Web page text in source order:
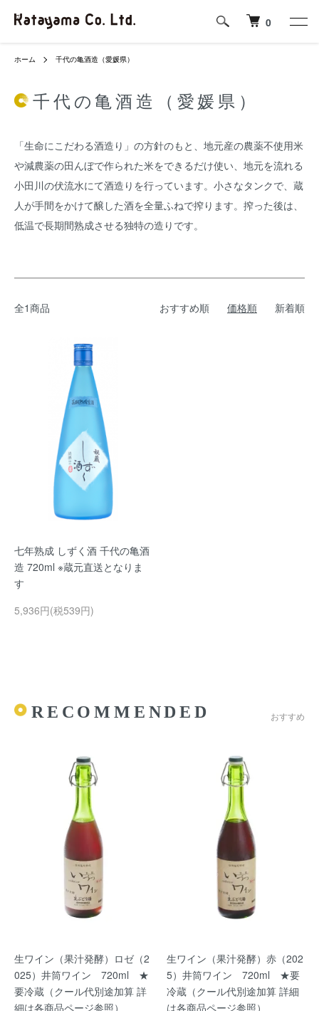
0
ホーム 千代の亀酒造（愛媛県）
千代の亀酒造（愛媛県）
「生命にこだわる酒造り」の方針のもと、地元産の農薬不使用米
や減農薬の田んぼで作られた米をできるだけ使い、地元を流れる
小田川の伏流水にて酒造りを行っています。小さなタンクで、蔵
人が手間をかけて醸した酒を全量ふねで搾ります。搾った後は、
低温で長期間熟成させる独特の造りです。
全1商品 おすすめ順 価格順 新着順
七年熟成 しずく酒 千代の亀酒
造 720ml ※蔵元直送となりま
す
5,936円(税539円)
RECOMMENDED おすすめ
生ワイン（果汁発酵）ロゼ（2
025）井筒ワイン 720ml ★
要冷蔵（クール代別途加算 詳
細は各商品ページ参照）
生ワイン（果汁発酵）赤（202
5）井筒ワイン 720ml ★要
冷蔵（クール代別途加算 詳細
は各商品ページ参照）